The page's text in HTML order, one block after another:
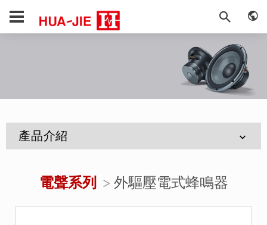
產品介紹
電聲系列 外驅壓電式蜂鳴器